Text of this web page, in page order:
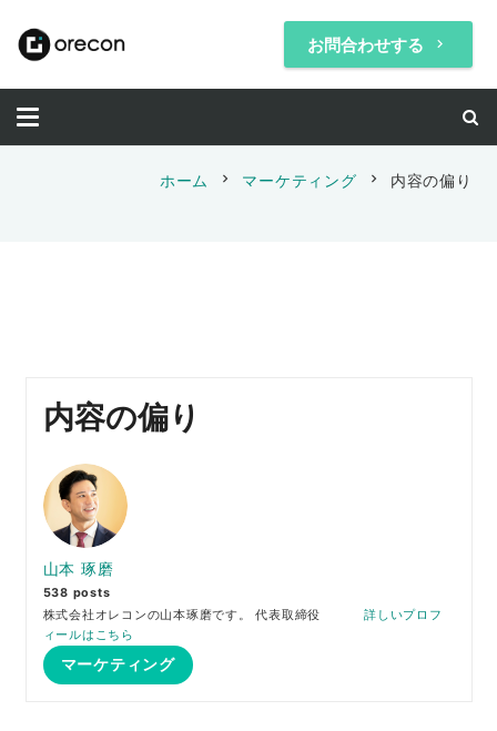
お問合わせする keyboard_arrow_right
ホーム chevron_right マーケティング chevron_right 内容の偏り
内容の偏り
山本 琢磨
538 posts
株式会社オレコンの山本琢磨です。 代表取締役 詳しいプロフ
ィールはこちら
マーケティング